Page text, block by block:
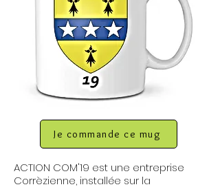
Je commande ce mug
ACTION COM'19 est une entreprise
Corrèzienne, installée sur la